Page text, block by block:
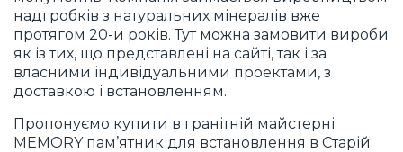
надгробків з натуральних мінералів вже
протягом 20-и років. Тут можна замовити вироби
як із тих, що представлені на сайті, так і за
власними індивідуальними проектами, з
доставкою і встановленням.
Пропонуємо купити в гранітній майстерні
MEMORY пам’ятник для встановлення в Старій